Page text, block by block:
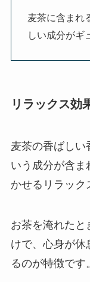
麦茶に含まれ
しい成分がギ
リラックス効
麦茶の香ばしい
いう成分が含ま
かせるリラック
お茶を淹れたと
けで、心身が休
るのが特徴です。